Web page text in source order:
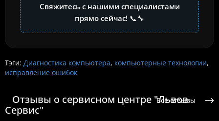
Свяжитесь с нашими специалистами
прямо сейчас! 📞🔧
Тэги: Диагностика компьютера, компьютерные технологии,
исправление ошибок
Отзывы о сервисном центре "Львов
Сервис"
Все отзывы